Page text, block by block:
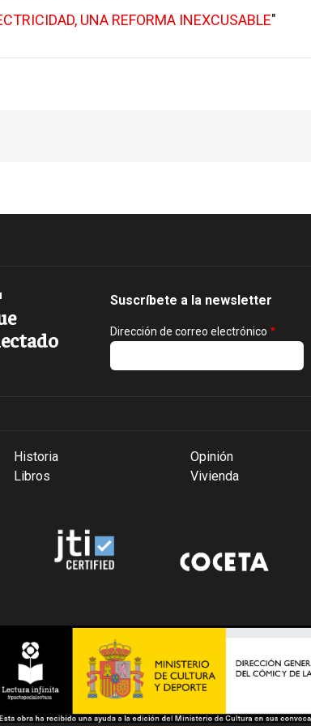
UNA REFORMA INEXCUSABLE"
Suscríbete a la newsletter
Dirección de correo electrónico
Historia
Libros
Opinión
Vivienda